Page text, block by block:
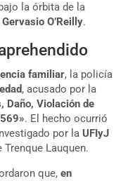
la órbita de la
O’Reilly.
familiar, la policía
, acusado por la
Daño, Violación de
. El hecho ocurrió
por la UFIyJ
Lauquen.
que, en